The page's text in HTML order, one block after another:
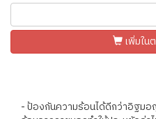
เพิ่มใน
- ป้องกันความร้อนได้ดีกว่าอิฐม